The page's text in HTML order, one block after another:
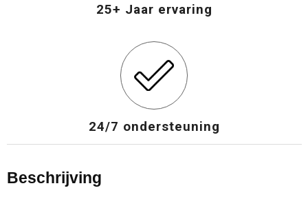
25+ Jaar ervaring
24/7 ondersteuning
Beschrijving